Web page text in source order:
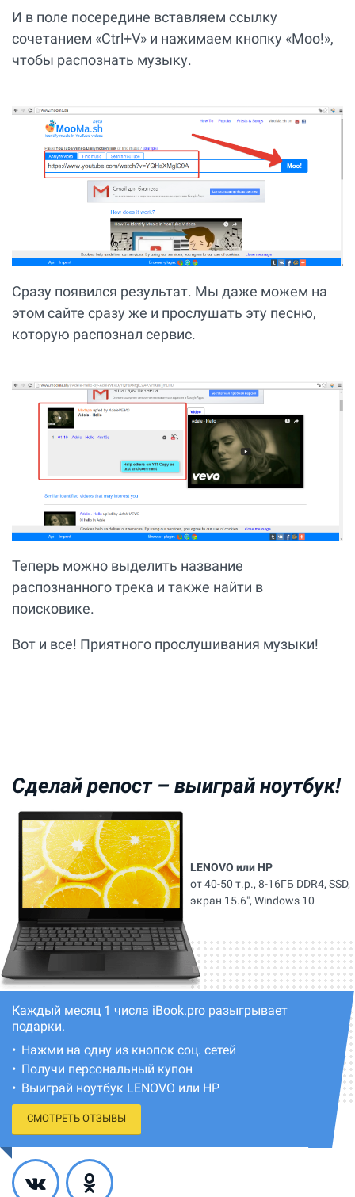
И в поле посередине вставляем ссылку
сочетанием «Ctrl+V» и нажимаем кнопку «Моо!»,
чтобы распознать музыку.
Сразу появился результат. Мы даже можем на
этом сайте сразу же и прослушать эту песню,
которую распознал сервис.
Теперь можно выделить название
распознанного трека и также найти в
поисковике.
Вот и все! Приятного прослушивания музыки!
Сделай репост – выиграй ноутбук!
Каждый месяц 1 числа iBook.pro разыгрывает
подарки.
Нажми на одну из кнопок соц. сетей
Получи персональный купон
Выиграй ноутбук LENOVO или HP
СМОТРЕТЬ ОТЗЫВЫ
LENOVO или HP
от 40-50 т.р., 8-16ГБ DDR4, SSD,
экран 15.6", Windows 10